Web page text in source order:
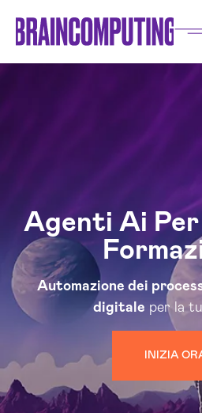
Agenti Ai
Automazione dei
digitale per la
INIZIA